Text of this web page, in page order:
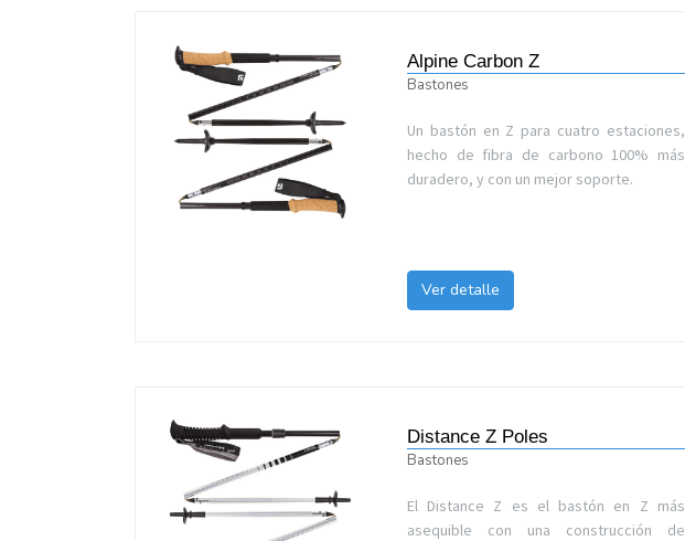
Alpine Carbon Z
Bastones
Un bastón en Z para cuatro estaciones,
hecho de fibra de carbono 100% más
duradero, y con un mejor soporte.
Ver detalle
Distance Z Poles
Bastones
El Distance Z es el bastón en Z más
asequible con una construcción de